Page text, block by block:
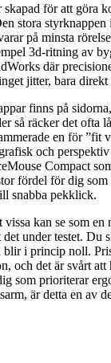
skapad för att göra
stora styrknappen
på minsta
3d-ritning av
där
jitter, bara direkt
finns på
så räcker det ofta
en för ”fit
och
Compact
fördel för dig som
snabba pekklick.
kan se som en
under testet. Du
blir i princip noll.
och det är svårt att
som prioriterar
är detta en av